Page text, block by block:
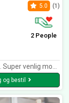
5.0 (1)
2 People
tør !. Helt igennem en super oplevelse og vi kommer klart igen !. Hilsner fra Christina
og bestil